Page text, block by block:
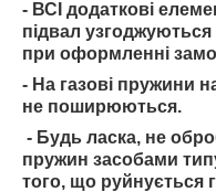
- ВСІ додаткові
підвал
при оформленні
- На газові пружини
не поширюються.
- Будь ласка, не
пружин засобами
того, що руйнується